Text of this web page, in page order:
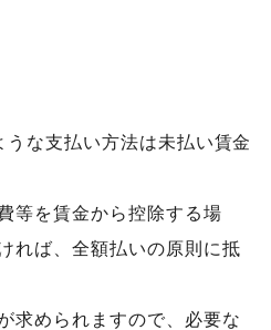
な支払い方法は未払い賃金
等を賃金から控除する場
れば、全額払いの原則に抵
求められますので、必要な